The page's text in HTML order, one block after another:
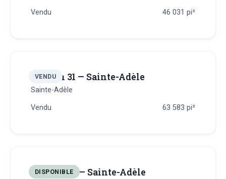
Vendu 46 031 pi²
VENDU
Terrain 31 — Sainte-Adèle
Sainte-Adèle
Vendu 63 583 pi²
DISPONIBLE
Terrain 32 — Sainte-Adèle